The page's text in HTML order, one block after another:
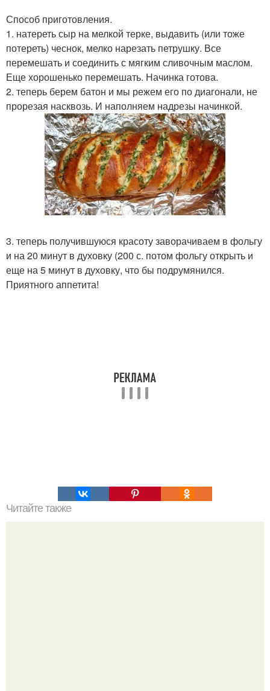
Способ приготовления.
1. натереть сыр на мелкой терке, выдавить (или тоже
потереть) чеснок, мелко нарезать петрушку. Все
перемешать и соединить с мягким сливочным маслом.
Еще хорошенько перемешать. Начинка готова.
2. теперь берем батон и мы режем его по диагонали, не
прорезая насквозь. И наполняем надрезы начинкой.
3. теперь получившуюся красоту заворачиваем в фольгу
и на 20 минут в духовку (200 с. потом фольгу открыть и
еще на 5 минут в духовку, что бы подрумянился.
Приятного аппетита!
Читайте также